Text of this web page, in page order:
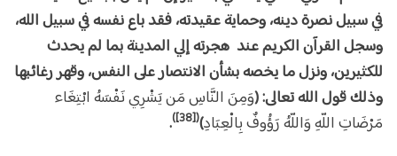
في سبيل نصرة دينه، وحماية عقيدته، فقد باع نفسه في سبيل الله،
وسجل القرآن الكريم عند هجرته إلي المدينة بما لم يحدث
للكثيرين، ونزل ما يخصه بشأن الانتصار على النفس، وقهر رغائبها
وذلك قول الله تعالى: (وَمِنَ النَّاسِ مَن يَشْرِي نَفْسَهُ ابْتِغَاء
مَرْضَاتِ اللّهِ وَاللّهُ رَؤُوفٌ بِالْعِبَادِ)
([38])
.